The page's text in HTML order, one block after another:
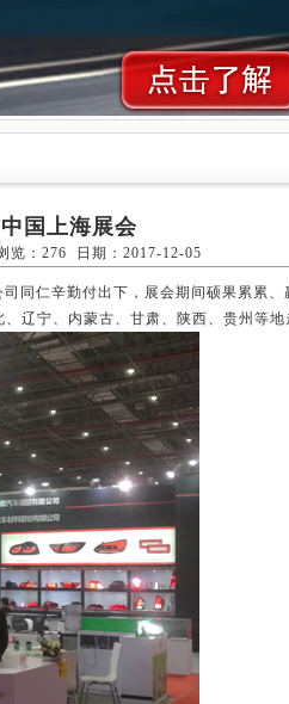
国上海展会
： 276 日期：2017-12-05
同仁辛勤付出下，展会期间硕果累累
辽宁、内蒙古、甘肃、陕西、贵州等地